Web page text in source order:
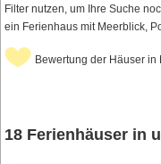
Filter nutzen, um Ihre Suche
ein Ferienhaus mit Meerblick,
Bewertung der Häuser
18 Ferienhäuser in